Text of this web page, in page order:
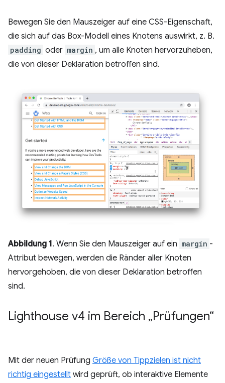
Bewegen Sie den Mauszeiger auf eine CSS-Eigenschaft,
die sich auf das Box-Modell eines Knotens auswirkt, z. B.
padding oder margin , um alle Knoten hervorzuheben,
die von dieser Deklaration betroffen sind.
Abbildung 1. Wenn Sie den Mauszeiger auf ein margin -
Attribut bewegen, werden die Ränder aller Knoten
hervorgehoben, die von dieser Deklaration betroffen
sind.
Lighthouse v4 im Bereich „Prüfungen“
Mit der neuen Prüfung Größe von Tippzielen ist nicht
richtig eingestellt wird geprüft, ob interaktive Elemente